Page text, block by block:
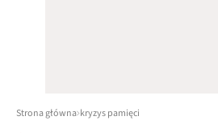
Strona główna kryzys pamięci